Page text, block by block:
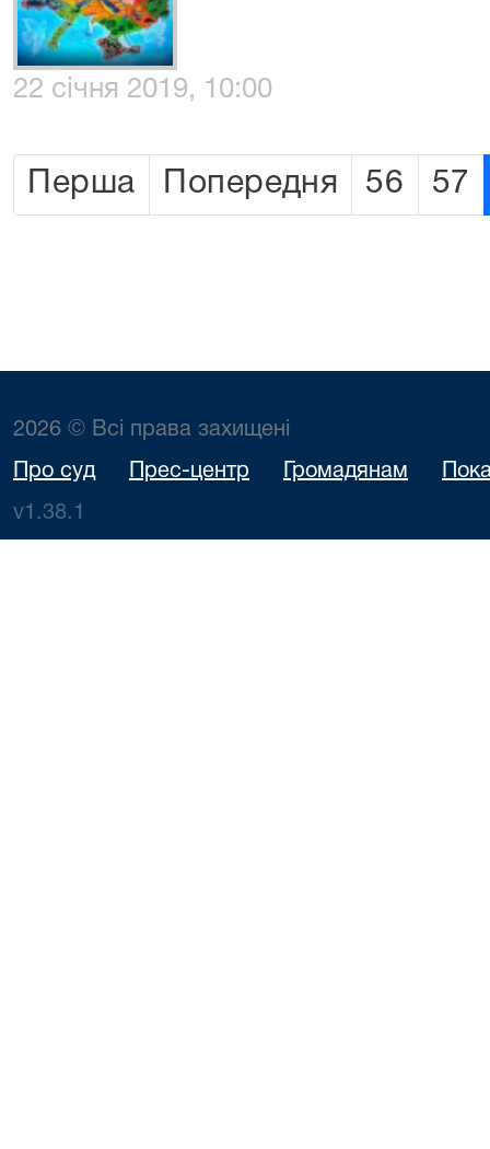
22 січня 2019, 10:00
Перша Попередня 56 57
2026 © Всі права захищені
Про суд Прес-центр Громадянам
v1.38.1